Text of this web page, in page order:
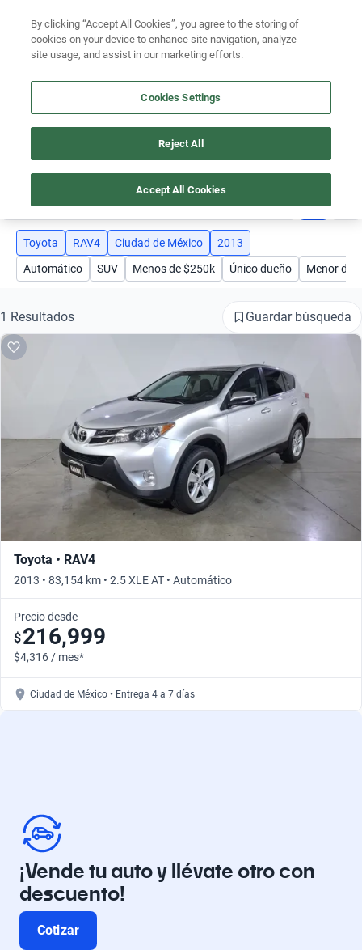
Ubicación
Encuentra el auto ideal para tu presupuesto
Simular plan a meses
AUTOS TOYOTA RAV4 AÑO 2013 CIUDAD DE MÉXICO
Busca por versión
Busca por año
Busca por marca
Busca por modelo
Toyota RAV4 Ciudad de México
2013
Automático
SUV Menos de $250k Único dueño Menor de
1 Resultados Guardar búsqueda
Toyota • RAV4
2013 • 83,154 km • 2.5 XLE AT • Automático
Precio desde
$216,999
$4,316 / mes*
Ciudad de México • Entrega 4 a 7 días
¡Vende tu auto y llévate otro con
descuento!
Cotizar
By clicking “Accept All Cookies”, you agree to the storing of
cookies on your device to enhance site navigation, analyze
site usage, and assist in our marketing efforts.
Cookies Settings
Reject All
Accept All Cookies